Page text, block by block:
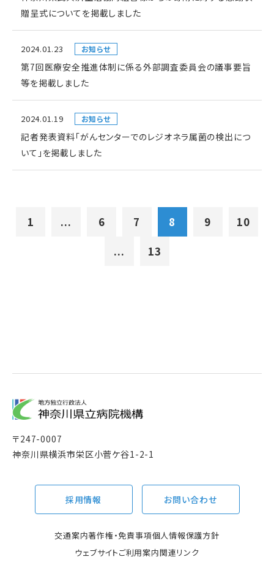
贈呈式についてを掲載しました
2024.01.23 お知らせ
第7回医療安全推進体制に係る外部調査委員会の議事要旨
等を掲載しました
2024.01.19 お知らせ
記者発表資料「がんセンターでのレジオネラ属菌の検出につ
いて」を掲載しました
1 ... 6 7 8 9
10
...
13
〒247-0007
神奈川県横浜市栄区小菅ケ谷1-2-1
採用情報 お問い合わせ
交通案内著作権・免責事項個人情報保護方針
ウェブサイトご利用案内関連リンク